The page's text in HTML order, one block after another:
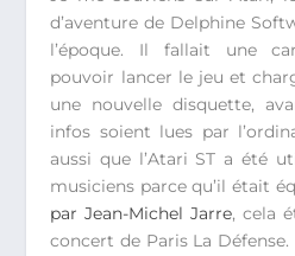
d’aventure de Delphine
l’époque. Il fallait une
pouvoir lancer le jeu et
une nouvelle disquette,
infos soient lues par
aussi que l’Atari ST a été
musiciens parce qu’il était
par Jean-Michel Jarre, cela
concert de Paris La Défense.